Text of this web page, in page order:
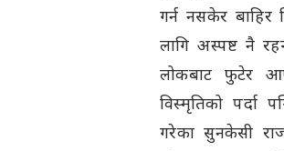
गर्न नसकेर बाहिर
लागि अस्पष्ट नै
लोकबाट फुटेर
विस्मृतिको पर्दा
गरेका सुनकेसी